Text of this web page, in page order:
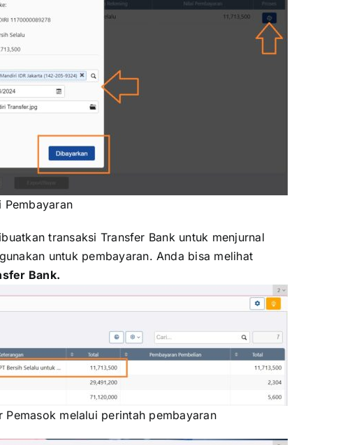
Pembayaran
transaksi Transfer Bank untuk menjurnal
untuk pembayaran. Anda bisa melihat
Bank.
melalui perintah pembayaran